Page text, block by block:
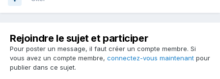
Rejoindre le sujet et participer
Pour poster un message, il faut créer un compte membre. Si
vous avez un compte membre, connectez-vous maintenant pour
publier dans ce sujet.